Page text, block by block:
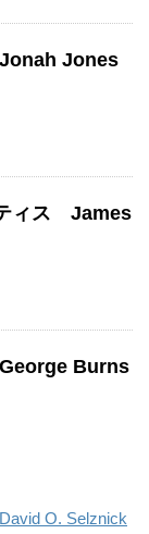
Jones
ィス James
Burns
O. Selznick